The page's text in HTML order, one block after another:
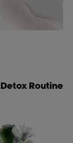
Routine